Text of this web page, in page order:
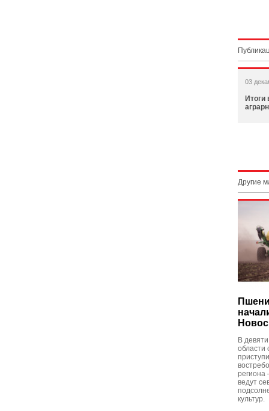
03
Итоги
Другие
В
области
региона
ведут
культур.